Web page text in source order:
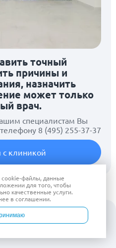
точный
причины и
назначить
может только
врач.
специалистам Вы
8 (495) 255-37-37
с клиникой
Следующие статьи
Лямблиоз
cookie-файлы, данные
для того, чтобы
качественные услуги.
в соглашении.